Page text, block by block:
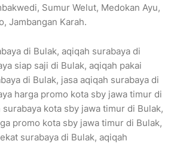
Sumur Welut, Medokan Ayu,
Jambangan Karah.
di Bulak, aqiqah surabaya di
siap saji di Bulak, aqiqah pakai
di Bulak, jasa aqiqah surabaya di
harga promo kota sby jawa timur di
kota sby jawa timur di Bulak,
promo kota sby jawa timur di Bulak,
surabaya di Bulak, aqiqah